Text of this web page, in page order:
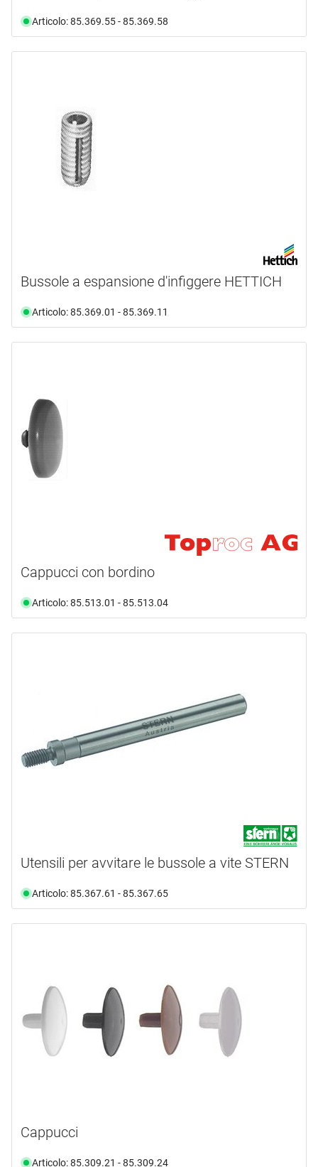
Articolo: 85.369.55 - 85.369.58
Bussole a espansione d'infiggere HETTICH
Articolo: 85.369.01 - 85.369.11
Cappucci con bordino
Articolo: 85.513.01 - 85.513.04
Utensili per avvitare le bussole a vite STERN
Articolo: 85.367.61 - 85.367.65
Cappucci
Articolo: 85.309.21 - 85.309.24